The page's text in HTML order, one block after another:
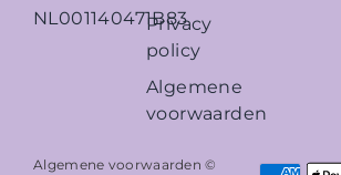
NL001140471B83
Privacy
policy
Algemene
voorwaarden
Algemene voorwaarden ©